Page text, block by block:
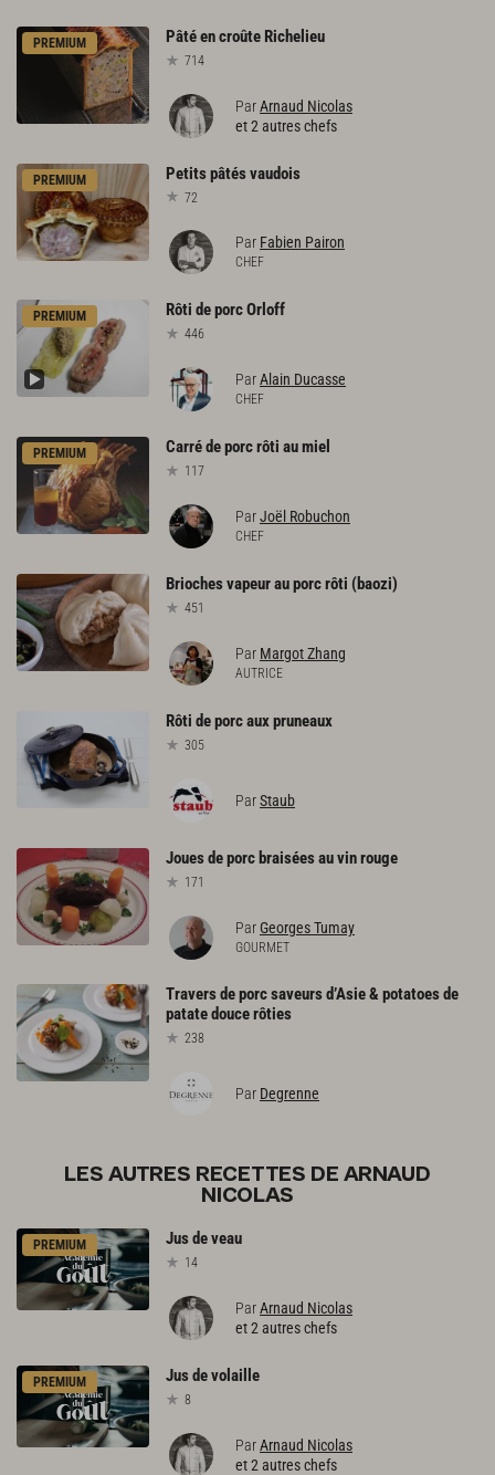
PREMIUM Pâtéencroûte Richelieu
714
ParArnaud Nicolas
et 2 autres chefs
PREMIUM Petitspâtésvaudois
72
Par Fabien Pairon
CHEF
PREMIUM Rôti deporcOrloff
446
ParAlain Ducasse
CHEF
PREMIUM Carrédeporcrôti aumiel
117
ParJoël Robuchon
CHEF
Briochesvapeurauporcrôti (baozi)
451
Par Margot Zhang
AUTRICE
Rôti deporcauxpruneaux
305
ParStaub
Jouesdeporc braiséesauvinrouge
171
ParGeorges Tumay
GOURMET
Traversdeporcsaveursd’Asie& potatoesde
patatedoucerôties
238
Par Degrenne
LES AUTRES RECETTES DE ARNAUD
NICOLAS
PREMIUM Jusdeveau
14
ParArnaud Nicolas
et 2 autres chefs
PREMIUM Jusdevolaille
8
ParArnaud Nicolas
et 2 autres chefs